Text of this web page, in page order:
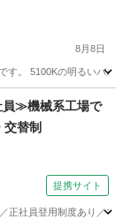
8月8日
す。 5100Kの明るいバ
≫機械系工場で
替制
提携サイト
正社員登用制度あり